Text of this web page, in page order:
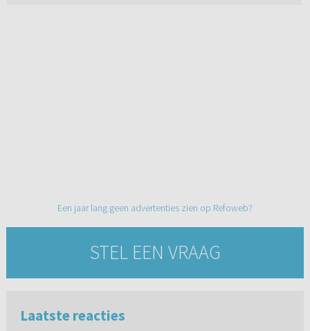
Een jaar lang geen advertenties zien op Refoweb?
STEL EEN VRAAG
Laatste reacties